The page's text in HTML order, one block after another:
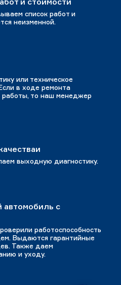
список работ и
неизменной.
или техническое
в ходе ремонта
работы, то наш менеджер
выходную диагностику.
автомобиль с
работоспособность
Выдаются гарантийные
Также даем
и уходу.